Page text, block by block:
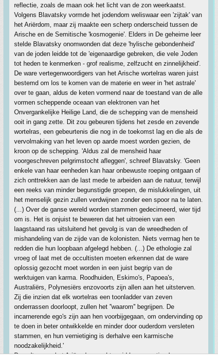
reflectie, zoals de maan ook het licht van de zon weerkaatst.
Volgens Blavatsky vormde het jodendom weliswaar een 'zijtak' van
het Ariërdom, maar zij maakte een scherp onderscheid tussen de
Arische en de Semitische 'kosmogenie'. Elders in De geheime leer
stelde Blavatsky onomwonden dat deze 'hylische gebondenheid'
van de joden leidde tot de 'eigenaardige gebreken, die vele Joden
tot heden te kenmerken - grof realisme, zelfzucht en zinnelijkheid'.
De ware vertegenwoordigers van het Arische wortelras waren juist
bestemd om los te komen van de materie en weer in 'het astrale'
over te gaan, aldus de keten vormend naar de toestand van de alle
vormen scheppende oceaan van elektronen van het
Onvergankelijke Heilige Land, die de schepping van de mensheid
ooit in gang zette. Dit zou gebeuren tijdens het zesde en zevende
wortelras, een gebeurtenis die nog in de toekomst lag en die als de
vervolmaking van het leven op aarde moest worden gezien, de
kroon op de schepping. 'Aldus zal de mensheid haar
voorgeschreven pelgrimstocht afleggen', schreef Blavatsky. 'Geen
enkele van haar eenheden kan haar onbewuste roeping ontgaan of
zich onttrekken aan de last mede te arbeiden aan de natuur, terwijl
een reeks van minder begunstigde groepen, de mislukkelingen, uit
het menselijk gezin zullen verdwijnen zonder een spoor na te laten.
(...) Over de ganse wereld worden stammen gedecimeerd, wier tijd
om is. Het is onjuist te beweren dat het uitroeien van een
laagstaand ras uitsluitend het gevolg is van de wreedheden of
mishandeling van de zijde van de kolonisten. Niets vermag hen te
redden die hun loopbaan afgelegd hebben. (...) De ethologie zal
vroeg of laat met de occultisten moeten erkennen dat de ware
oplossig gezocht moet worden in een juist begrip van de
werktuigen van karma. Roodhuiden, Eskimo's, Papoea's,
Australiërs, Polynesiërs enzovoorts zijn allen aan het uitsterven.
Zij die inzien dat elk wortelras een toonladder van zeven
onderrassen doorloopt, zullen het ''waarom'' begrijpen. De
incarnerende ego's zijn aan hen voorbijgegaan, om ondervinding op
te doen in beter ontwikkelde en minder door ouderdom versleten
stammen, en hun vernietiging is derhalve een karmische
noodzakelijkheid.'
De cultus van het Ariërschap raakte midden negentiende eeuw